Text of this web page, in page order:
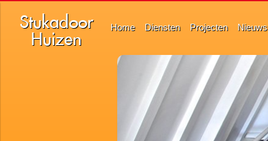
Stukadoor
Huizen
Home Diensten Projecten Nieuws